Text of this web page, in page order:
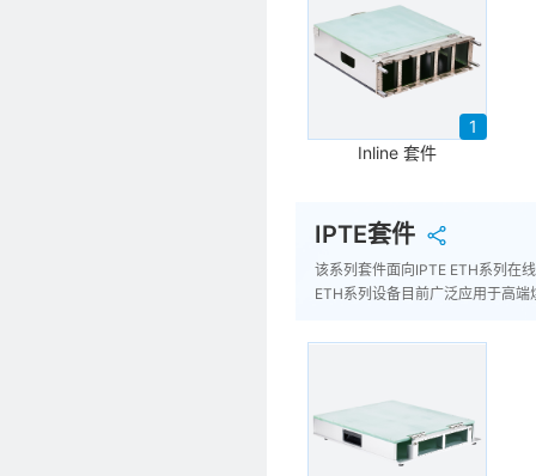
Inline 套件
1
IPTE套件
该系列套件面向IPTE ETH系列在
ETH系列设备目前广泛应用于高